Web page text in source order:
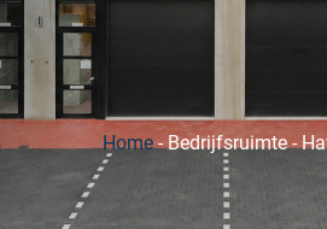
Home-Bedrijfsruimte-